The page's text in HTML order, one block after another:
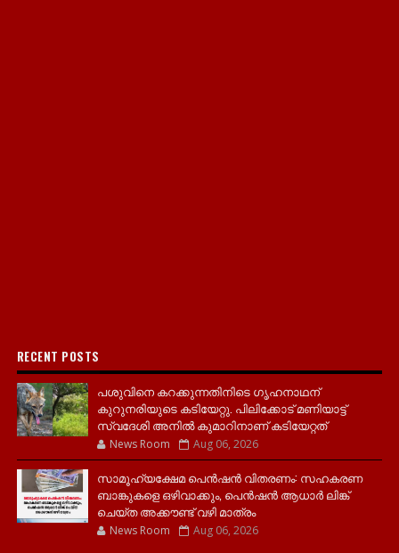
RECENT POSTS
പശുവിനെ കറക്കുന്നതിനിടെ ഗൃഹനാഥന്
കുറുനരിയുടെ കടിയേറ്റു. പിലിക്കോട് മണിയാട്ട്
സ്വദേശി അനിൽ കുമാറിനാണ് കടിയേറ്റത്
News Room Aug 06, 2026
സാമൂ​ഹ്യക്ഷേമ പെൻഷൻ വിതരണം: സഹകരണ
ബാങ്കുകളെ ഒഴിവാക്കും, പെൻഷൻ ആധാർ‌ ലിങ്ക്
ചെയ്ത അക്കൗണ്ട് വഴി മാത്രം
News Room Aug 06, 2026